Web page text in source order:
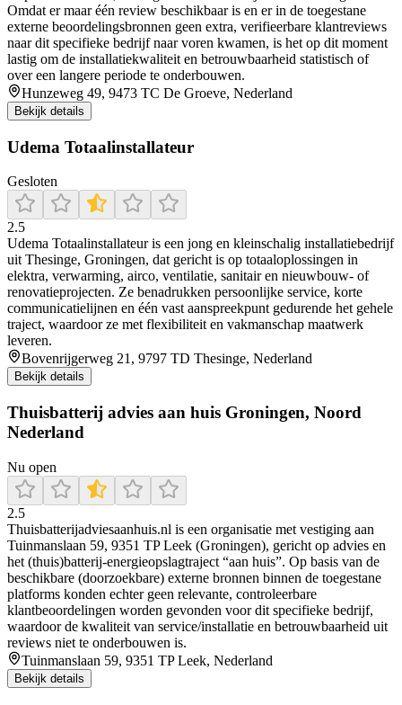
Omdat er maar één review beschikbaar is en er in de toegestane
externe beoordelingsbronnen geen extra, verifieerbare klantreviews
naar dit specifieke bedrijf naar voren kwamen, is het op dit moment
lastig om de installatiekwaliteit en betrouwbaarheid statistisch of
over een langere periode te onderbouwen.
Hunzeweg 49, 9473 TC De Groeve, Nederland
Bekijk details
Udema Totaalinstallateur
Gesloten
2.5
Udema Totaalinstallateur is een jong en kleinschalig installatiebedrijf
uit Thesinge, Groningen, dat gericht is op totaaloplossingen in
elektra, verwarming, airco, ventilatie, sanitair en nieuwbouw- of
renovatieprojecten. Ze benadrukken persoonlijke service, korte
communicatielijnen en één vast aanspreekpunt gedurende het gehele
traject, waardoor ze met flexibiliteit en vakmanschap maatwerk
leveren.
Bovenrijgerweg 21, 9797 TD Thesinge, Nederland
Bekijk details
Thuisbatterij advies aan huis Groningen, Noord
Nederland
Nu open
2.5
Thuisbatterijadviesaanhuis.nl is een organisatie met vestiging aan
Tuinmanslaan 59, 9351 TP Leek (Groningen), gericht op advies en
het (thuis)batterij-energieopslagtraject “aan huis”. Op basis van de
beschikbare (doorzoekbare) externe bronnen binnen de toegestane
platforms konden echter geen relevante, controleerbare
klantbeoordelingen worden gevonden voor dit specifieke bedrijf,
waardoor de kwaliteit van service/installatie en betrouwbaarheid uit
reviews niet te onderbouwen is.
Tuinmanslaan 59, 9351 TP Leek, Nederland
Bekijk details